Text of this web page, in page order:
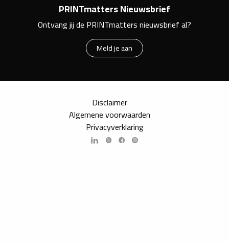
PRINTmatters Nieuwsbrief
Ontvang jij de PRINTmatters nieuwsbrief al?
Meld je aan
Disclaimer
Algemene voorwaarden
Privacyverklaring